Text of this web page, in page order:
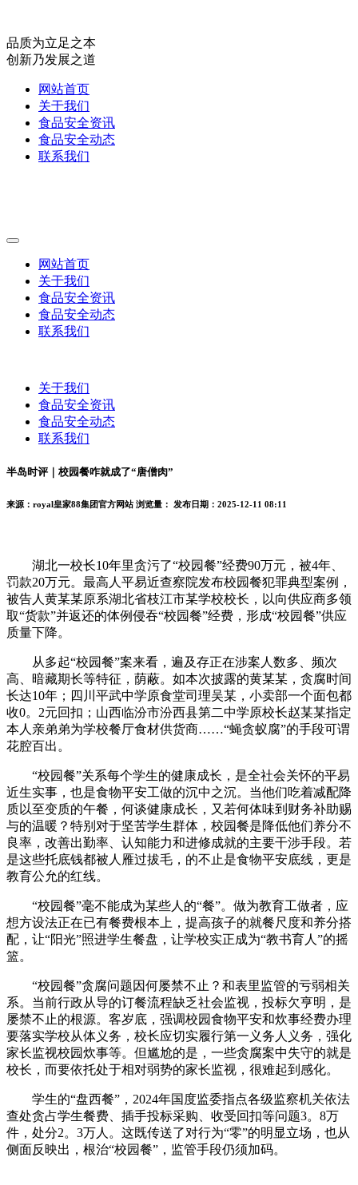
品质为立足之本
创新乃发展之道
网站首页
关于我们
食品安全资讯
食品安全动态
联系我们
网站首页
关于我们
食品安全资讯
食品安全动态
联系我们
关于我们
食品安全资讯
食品安全动态
联系我们
半岛时评｜校园餐咋就成了“唐僧肉”
来源：royal皇家88集团官方网站 浏览量： 发布日期：2025-12-11 08:11
湖北一校长10年里贪污了“校园餐”经费90万元，被4年、
罚款20万元。最高人平易近查察院发布校园餐犯罪典型案例，
被告人黄某某原系湖北省枝江市某学校校长，以向供应商多领
取“货款”并返还的体例侵吞“校园餐”经费，形成“校园餐”供应
质量下降。
从多起“校园餐”案来看，遍及存正在涉案人数多、频次
高、暗藏期长等特征，荫蔽。如本次披露的黄某某，贪腐时间
长达10年；四川平武中学原食堂司理吴某，小卖部一个面包都
收0。2元回扣；山西临汾市汾西县第二中学原校长赵某某指定
本人亲弟弟为学校餐厅食材供货商……“蝇贪蚁腐”的手段可谓
花腔百出。
“校园餐”关系每个学生的健康成长，是全社会关怀的平易
近生实事，也是食物平安工做的沉中之沉。当他们吃着减配降
质以至变质的午餐，何谈健康成长，又若何体味到财务补助赐
与的温暖？特别对于坚苦学生群体，校园餐是降低他们养分不
良率，改善出勤率、认知能力和进修成就的主要干涉手段。若
是这些托底钱都被人雁过拔毛，的不止是食物平安底线，更是
教育公允的红线。
“校园餐”毫不能成为某些人的“餐”。做为教育工做者，应
想方设法正在已有餐费根本上，提高孩子的就餐尺度和养分搭
配，让“阳光”照进学生餐盘，让学校实正成为“教书育人”的摇
篮。
“校园餐”贪腐问题因何屡禁不止？和表里监管的亏弱相关
系。当前行政从导的订餐流程缺乏社会监视，投标欠亨明，是
屡禁不止的根源。客岁底，强调校园食物平安和炊事经费办理
要落实学校从体义务，校长应切实履行第一义务人义务，强化
家长监视校园炊事等。但尴尬的是，一些贪腐案中失守的就是
校长，而要依托处于相对弱势的家长监视，很难起到感化。
学生的“盘西餐”，2024年国度监委指点各级监察机关依法
查处贪占学生餐费、插手投标采购、收受回扣等问题3。8万
件，处分2。3万人。这既传送了对行为“零”的明显立场，也从
侧面反映出，根治“校园餐”，监管手段仍须加码。